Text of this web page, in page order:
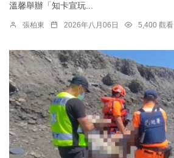
溫馨舉辦「知卡宣玩...
張柏東 2026年八月06日 5,400 觀看